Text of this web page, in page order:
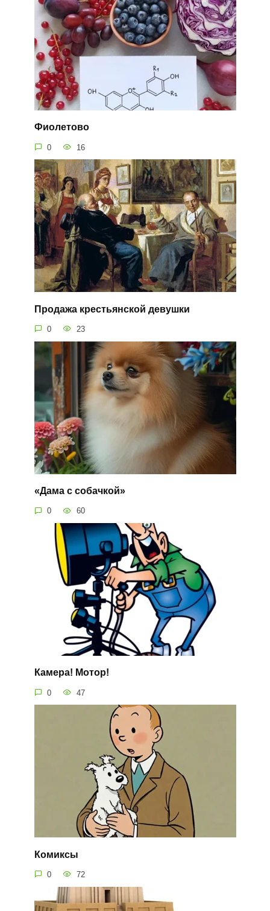
Фиолетово
0 16
Продажа крестьянской девушки
0 23
«Дама с собачкой»
0 60
Камера! Мотор!
0 47
Комиксы
0 72